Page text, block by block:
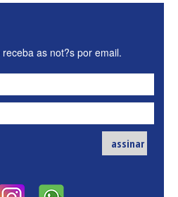
as not?s por email.